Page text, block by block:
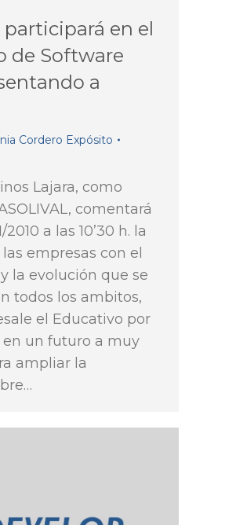
participará en el
de Software
a
Cordero Expósito
Lajara, como
comentará
a las 10’30 h. la
empresas con el
la evolución que se
todos los ambitos,
el Educativo por
un futuro a muy
ampliar la